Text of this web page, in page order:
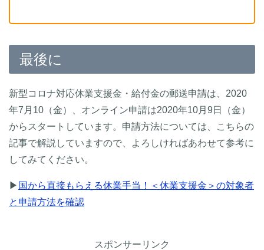
最後に
新型コロナ対応休業支援金・給付金の郵送申請は、2020
年7月10（金）、オンライン申請は2020年10月9日（金）
からスタートしています。申請方法については、こちらの
記事で解説していますので、よろしければあわせて参考に
してみてください。
▶ 国から直接もらえる休業手当！＜休業支援金＞の対象者
と申請方法を確認
スポンサーリンク